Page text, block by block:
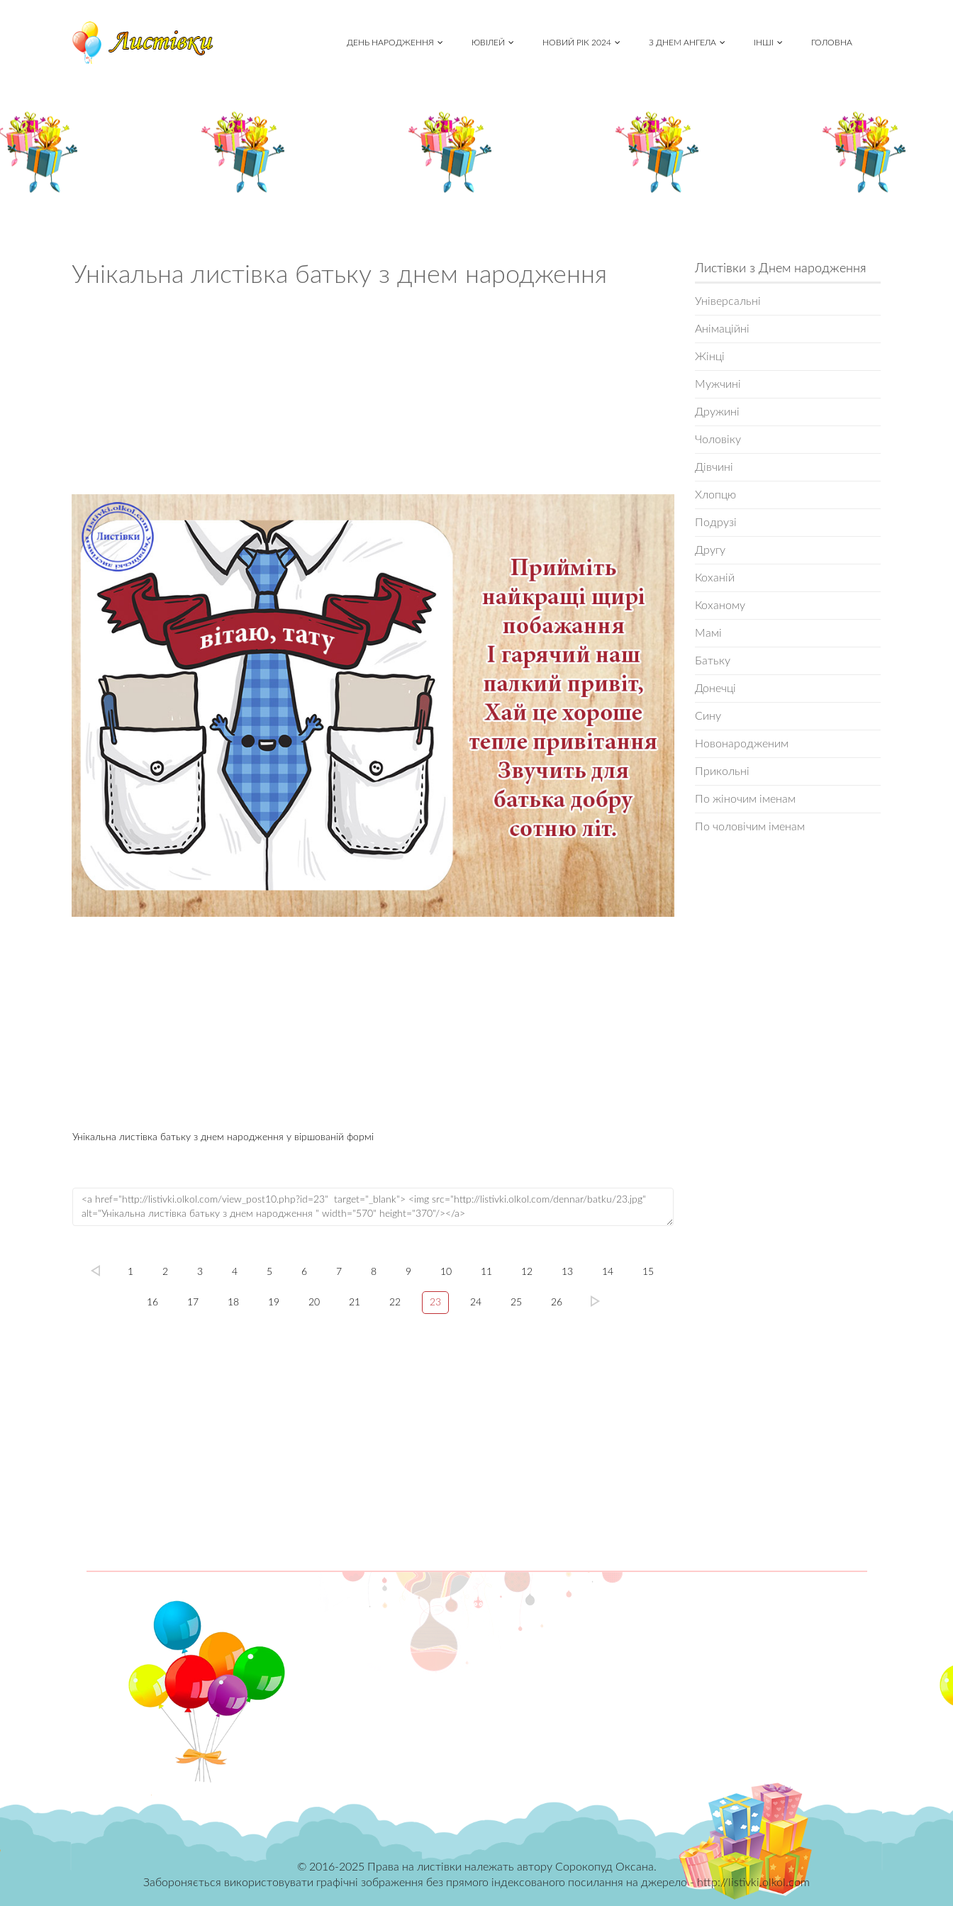
ДЕНЬ НАРОДЖЕННЯ ЮВІЛЕЙ НОВИЙ РІК 2024 З ДНЕМ АНГЕЛА ІНШІ ГОЛОВНА
Унікальна листівка батьку з днем народження
Унікальна листівка батьку з днем народження у віршованій формі
1 2 3 4 5 6 7 8 9 10 11 12 13 14 15
16 17 18 19 20 21 22 23 24 25 26
Листівки з Днем народження
Універсальні
Анімаційні
Жінці
Мужчині
Дружині
Чоловіку
Дівчині
Хлопцю
Подрузі
Другу
Коханій
Коханому
Мамі
Батьку
Донечці
Сину
Новонародженим
Прикольні
По жіночим іменам
По чоловічим іменам
© 2016-2025 Права на листівки належать автору Сорокопуд Оксана.
Забороняється використовувати графічні зображення без прямого індексованого посилання на джерело - http://listivki.olkol.com